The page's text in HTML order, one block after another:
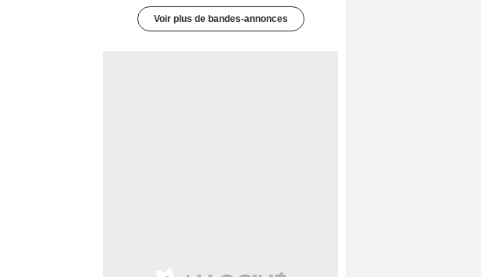
Voir plus de bandes-annonces